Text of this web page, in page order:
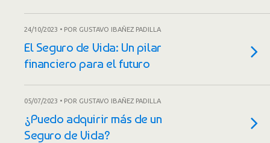
24/10/2023 • POR GUSTAVO IBAÑEZ PADILLA
El Seguro de Vida: Un pilar
financiero para el futuro
05/07/2023 • POR GUSTAVO IBAÑEZ PADILLA
¿Puedo adquirir más de un
Seguro de Vida?